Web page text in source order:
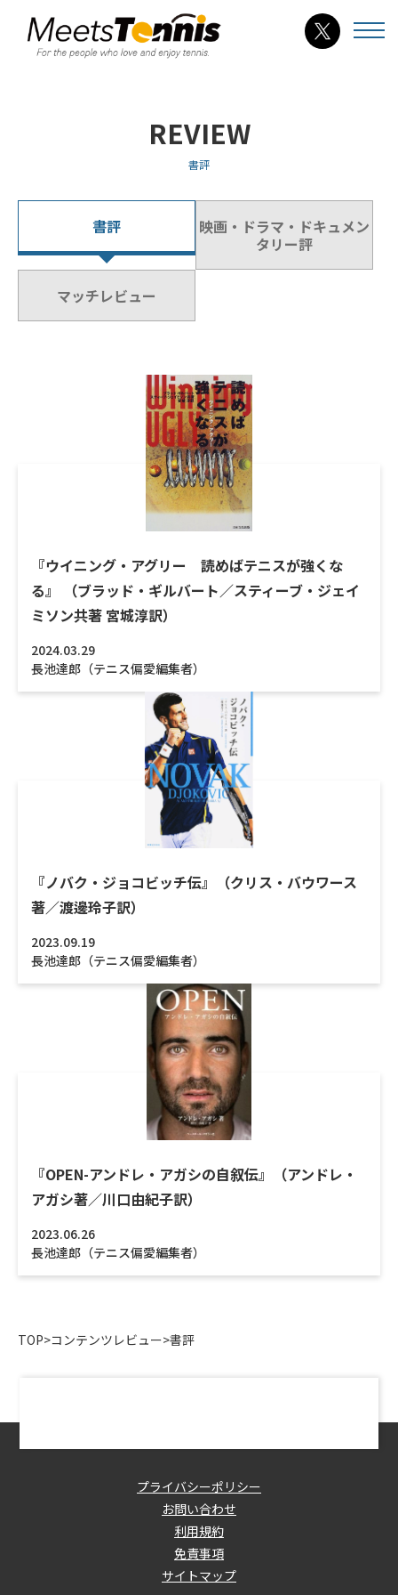
REVIEW
書評
書評
映画・ドラマ・ドキュメン
タリー評
マッチレビュー
『ウイニング・アグリー 読めばテニスが強くな
る』 （ブラッド・ギルバート／スティーブ・ジェイ
ミソン共著 宮城淳訳）
2024.03.29
長池達郎（テニス偏愛編集者）
『ノバク・ジョコビッチ伝』（クリス・バウワース
著／渡邊玲子訳）
2023.09.19
長池達郎（テニス偏愛編集者）
『OPEN-アンドレ・アガシの自叙伝』（アンドレ・
アガシ著／川口由紀子訳）
2023.06.26
長池達郎（テニス偏愛編集者）
TOP>コンテンツレビュー>書評
プライバシーポリシー
お問い合わせ
利用規約
免責事項
サイトマップ